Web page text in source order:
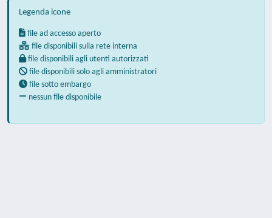
Legenda icone
file ad accesso aperto
file disponibili sulla rete interna
file disponibili agli utenti autorizzati
file disponibili solo agli amministratori
file sotto embargo
nessun file disponibile